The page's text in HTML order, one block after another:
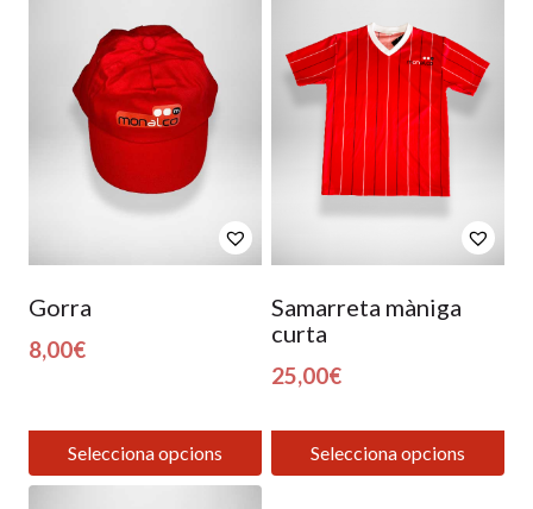
Gorra
8,00€
Selecciona opcions
Aquest
Samarreta màniga
curta
25,00€
Selecciona opcions